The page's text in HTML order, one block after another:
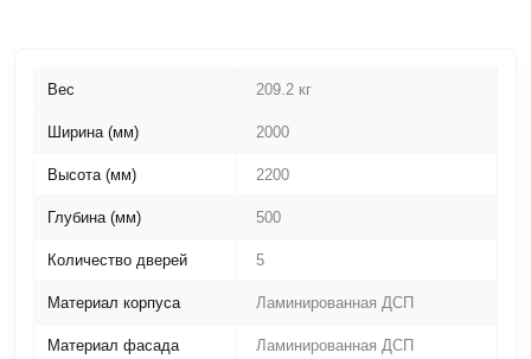
Вес 209.2 кг
Ширина (мм) 2000
Высота (мм) 2200
Глубина (мм) 500
Количество дверей 5
Материал корпуса Ламинированная ДСП
Материал фасада Ламинированная ДСП